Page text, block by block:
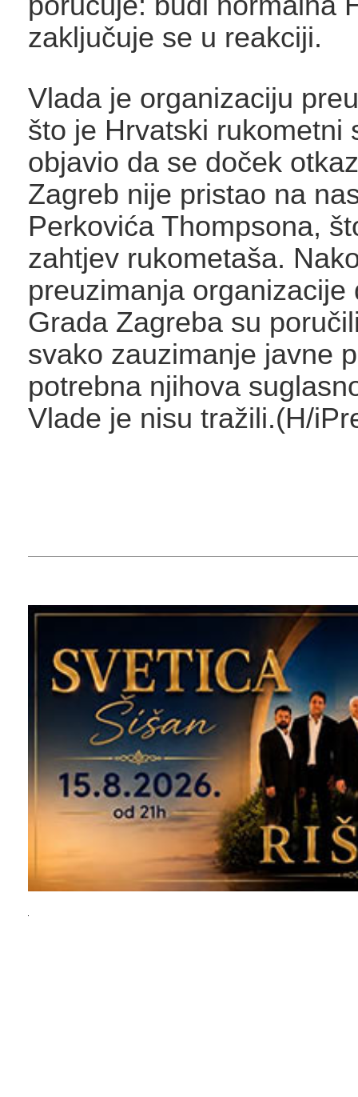
zaključuje se u reakciji.
Vlada je organizaciju
što je Hrvatski rukometni
objavio da se doček
Zagreb nije pristao na
Perkovića Thompsona,
zahtjev rukometaša.
preuzimanja organizacije
Grada Zagreba su
svako zauzimanje javne
potrebna njihova
Vlade je nisu tražili.(H/